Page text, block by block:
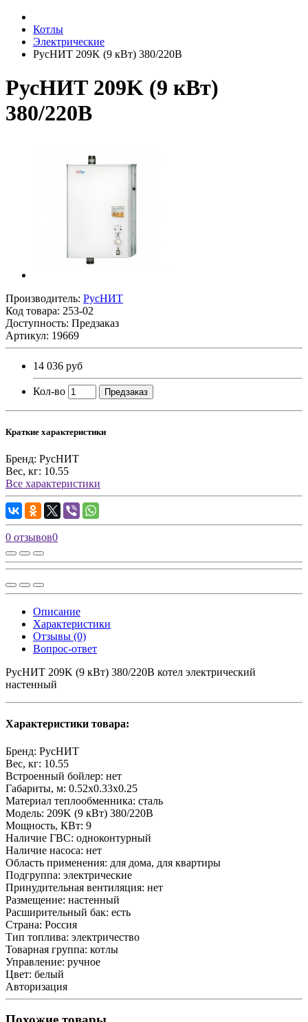
Котлы
Электрические
РусНИТ 209K (9 кВт) 380/220В
РусНИТ 209K (9 кВт)
380/220В
Производитель: PусНИТ
Код товара: 253-02
Доступность: Предзаказ
Артикул: 19669
14 036 руб
Кол-во Предзаказ
Краткие характеристики
Бренд: РусНИТ
Вес, кг: 10.55
Все характеристики
0 отзывов0
Описание
Характеристики
Отзывы (0)
Вопрос-ответ
РусНИТ 209K (9 кВт) 380/220В котел электрический
настенный
Характеристики товара:
Бренд: РусНИТ
Вес, кг: 10.55
Встроенный бойлер: нет
Габариты, м: 0.52x0.33x0.25
Материал теплообменника: сталь
Модель: 209K (9 кВт) 380/220В
Мощность, КВт: 9
Наличие ГВС: одноконтурный
Наличие насоса: нет
Область применения: для дома, для квартиры
Подгруппа: электрические
Принудительная вентиляция: нет
Размещение: настенный
Расширительный бак: есть
Страна: Россия
Тип топлива: электричество
Товарная группа: котлы
Управление: ручное
Цвет: белый
Авторизация